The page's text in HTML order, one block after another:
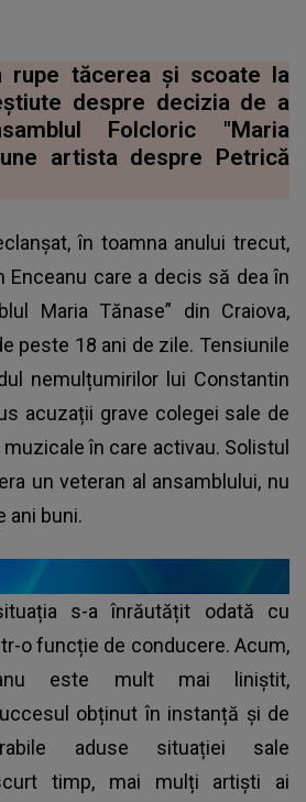
rupe tăcerea și scoate la
despre decizia de a
Folcloric "Maria
artista despre Petrică
în toamna anului trecut,
Enceanu care a decis să dea în
Maria Tănase” din Craiova,
peste 18 ani de zile. Tensiunile
nemulțumirilor lui Constantin
acuzații grave colegei sale de
în care activau. Solistul
un veteran al ansamblului, nu
ani buni.
s-a înrăutățit odată cu
o funcție de conducere. Acum,
este mult mai liniștit,
obținut în instanță și de
aduse situației sale
timp, mai mulți artiști ai